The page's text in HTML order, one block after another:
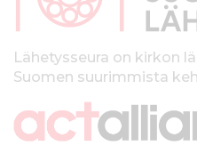
kLähetysseura on kirkon
Suomen suurimmista